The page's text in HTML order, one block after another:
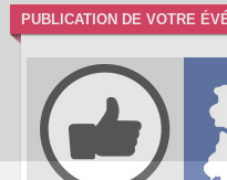
PUBLICATION ​DE VOTRE